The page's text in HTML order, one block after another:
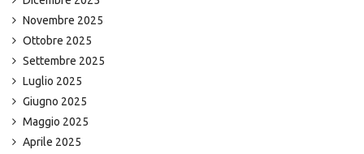
Novembre 2025
Ottobre 2025
Settembre 2025
Luglio 2025
Giugno 2025
Maggio 2025
Aprile 2025